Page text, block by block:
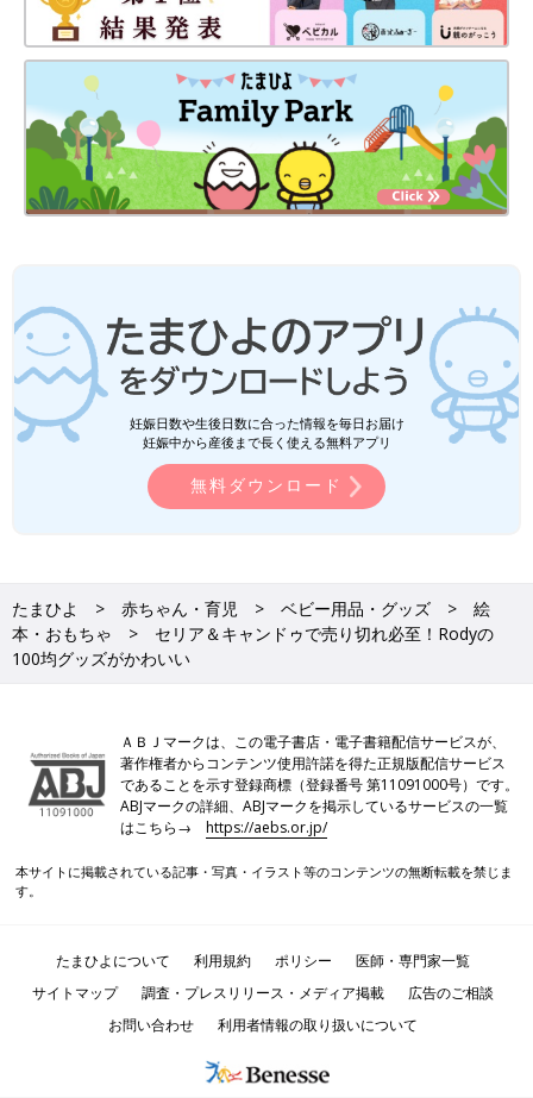
妊娠日数や生後日数に合った情報を毎日お届け
妊娠中から産後まで長く使える無料アプリ
無料ダウンロード
たまひよ 赤ちゃん・育児 ベビー用品・グッズ
絵
本・おもちゃ
セリア＆キャンドゥで売り切れ必至！Rodyの
100均グッズがかわいい
ＡＢＪマークは、この電子書店・電子書籍配信サービスが、
著作権者からコンテンツ使用許諾を得た正規版配信サービス
であることを示す登録商標（登録番号 第11091000号）です。
ABJマークの詳細、ABJマークを掲示しているサービスの一覧
はこちら→https://aebs.or.jp/
本サイトに掲載されている記事・写真・イラスト等のコンテンツの無断転載を禁じま
す。
たまひよについて 利用規約 ポリシー
医師・専門家一覧
サイトマップ
調査・プレスリリース・メディア掲載
広告のご相談
お問い合わせ
利用者情報の取り扱いについて